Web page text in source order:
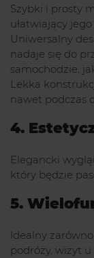
Szybki i prosty
ułatwiający
Uniwersalny
nadaje się do
samochodzie,
Lekka
nawet podczas
4.
Elegancki
który będzie
5.
Idealny
podróży, wizyt